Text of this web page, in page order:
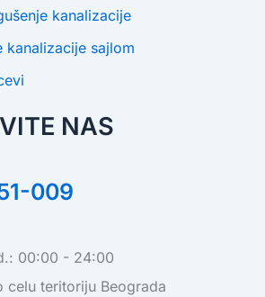
kanalizacije
kanalizacije sajlom
NAS
009
00:00 - 24:00
celu teritoriju Beograda